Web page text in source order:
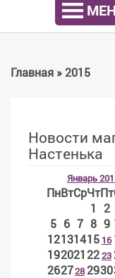
Главная»2015
Новости
Настенька
Январь
ПнВтСрЧтПт
1
2
5 6 7 8 9
12131415 16
1920212223
2627282930